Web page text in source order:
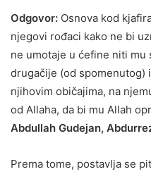
Odgovor: Osnova kod
njegovi rođaci kako ne bi
ne umotaje u ćefine niti mu
drugačije (od spomenutog)
njihovim običajima, na
od Allaha, da bi mu Allah
Abdullah Gudejan,
Prema tome, postavlja se